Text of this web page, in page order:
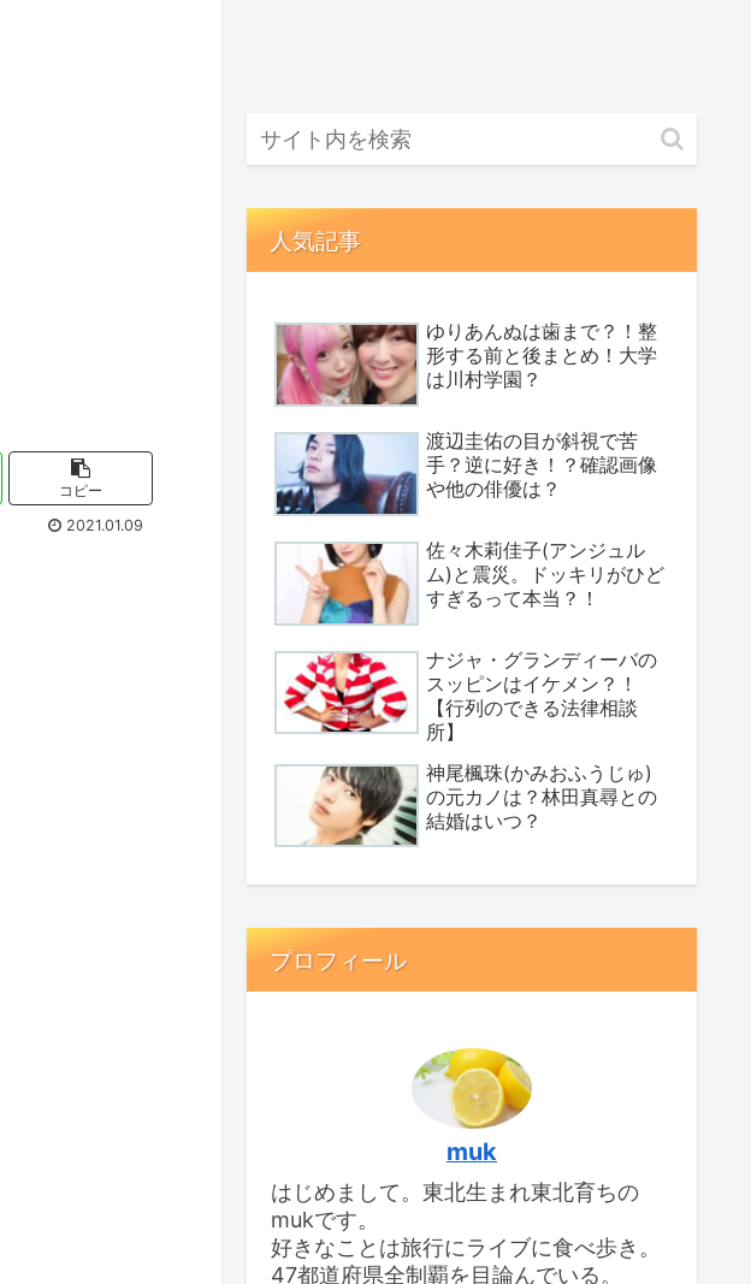
コピー
2021.01.09
人気記事
ゆりあんぬは歯まで？！整
形する前と後まとめ！大学
は川村学園？
渡辺圭佑の目が斜視で苦
手？逆に好き！？確認画像
や他の俳優は？
佐々木莉佳子(アンジュル
ム)と震災。ドッキリがひど
すぎるって本当？！
ナジャ・グランディーバの
スッピンはイケメン？！
【行列のできる法律相談
所】
神尾楓珠(かみおふうじゅ)
の元カノは？林田真尋との
結婚はいつ？
プロフィール
muk
はじめまして。東北生まれ東北育ちの
mukです。
好きなことは旅行にライブに食べ歩き。
47都道府県全制覇を目論んでいる。